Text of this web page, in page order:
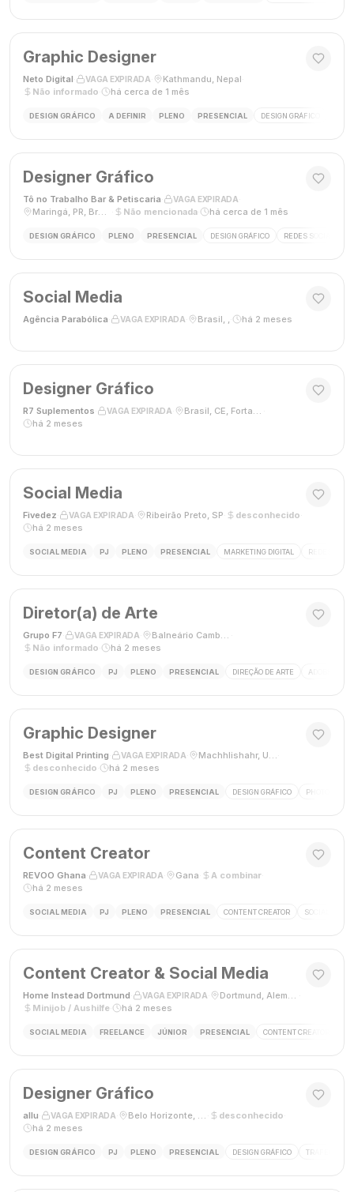
Graphic Designer
Neto Digital VAGA EXPIRADA Kathmandu, Nepal
Não informado
há cerca de 1 mês
DESIGN GRÁFICO A DEFINIR PLENO PRESENCIAL DESIGN GRÁFICO
Designer Gráfico
Tô no Trabalho Bar & Petiscaria VAGA EXPIRADA
Maringá, PR, Brasil
Não mencionada há cerca de 1 mês
DESIGN GRÁFICO PLENO PRESENCIAL DESIGN GRÁFICO REDES SOCIAIS
Social Media
Agência Parabólica VAGA EXPIRADA Brasil, , há 2 meses
Designer Gráfico
R7 Suplementos VAGA EXPIRADA Brasil, CE, Fortaleza
há 2 meses
Social Media
Fivedez VAGA EXPIRADA Ribeirão Preto, SP desconhecido
há 2 meses
SOCIAL MEDIA PJ PLENO PRESENCIAL MARKETING DIGITAL REDES
Diretor(a) de Arte
Grupo F7 VAGA EXPIRADA Balneário Camboriú, SC, Brasil
Não informado
há 2 meses
DESIGN GRÁFICO PJ PLENO PRESENCIAL DIREÇÃO DE ARTE ADOBE
Graphic Designer
Best Digital Printing VAGA EXPIRADA Machhlishahr, Uttar Pradesh, Índia
desconhecido
há 2 meses
DESIGN GRÁFICO PJ PLENO PRESENCIAL DESIGN GRÁFICO PHOTOSHOP
Content Creator
REVOO Ghana VAGA EXPIRADA Gana A combinar·
há 2 meses
SOCIAL MEDIA PJ PLENO PRESENCIAL CONTENT CREATOR SOCIAL MEDIA
Content Creator & Social Media
Home Instead Dortmund VAGA EXPIRADA Dortmund, Alemanha
Minijob / Aushilfe
há 2 meses
SOCIAL MEDIA FREELANCE JÚNIOR PRESENCIAL CONTENT CREATOR
Designer Gráfico
allu VAGA EXPIRADA Belo Horizonte, MG, Brasil desconhecido
há 2 meses
DESIGN GRÁFICO PJ PLENO PRESENCIAL DESIGN GRÁFICO TRÁFEGO